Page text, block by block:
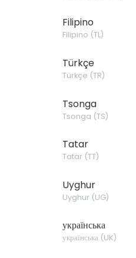
Filipino
Filipino (TL)
Türkçe
Türkçe (TR)
Tsonga
Tsonga (TS)
Tatar
Tatar (TT)
Uyghur
Uyghur (UG)
українська
українська (UK)